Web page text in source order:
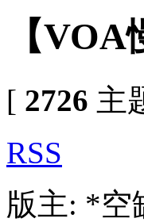
【VOA
[ 2726 主
RSS
版主: *空